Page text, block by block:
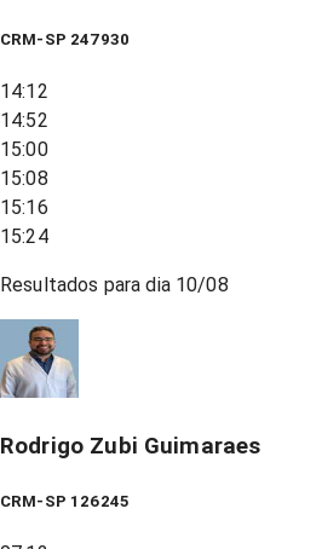
CRM-SP 247930
14:12
14:52
15:00
15:08
15:16
15:24
Resultados para dia 10/08
Rodrigo Zubi Guimaraes
CRM-SP 126245